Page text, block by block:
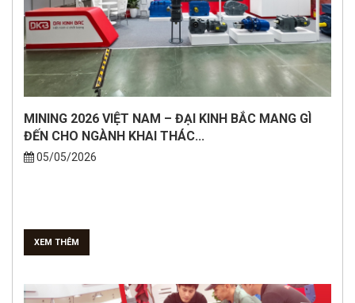
MINING 2026 VIỆT NAM – ĐẠI KINH BẮC MANG GÌ
ĐẾN CHO NGÀNH KHAI THÁC...
05/05/2026
XEM THÊM